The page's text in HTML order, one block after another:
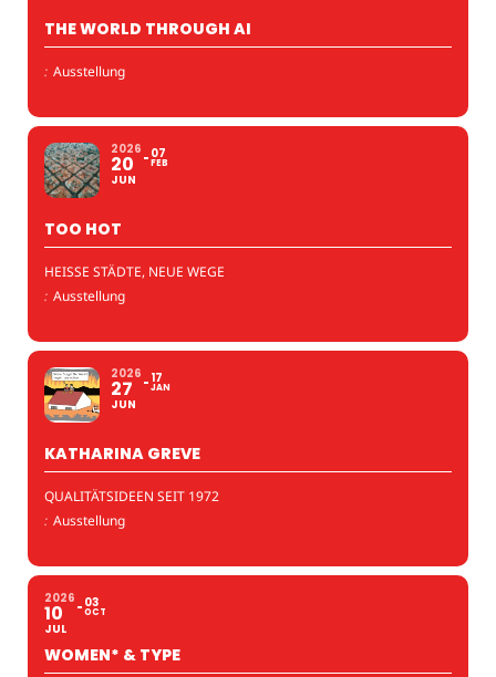
THE WORLD THROUGH AI
: Ausstellung
2026
20
JUN
07
FEB
TOO HOT
HEISSE STÄDTE, NEUE WEGE
: Ausstellung
2026
27
JUN
17
JAN
KATHARINA GREVE
QUALITÄTSIDEEN SEIT 1972
: Ausstellung
2026
10
JUL
03
OCT
WOMEN* & TYPE